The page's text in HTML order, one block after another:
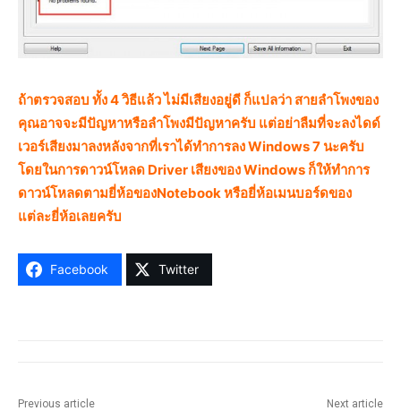
ถ้าตรวจสอบ ทั้ง 4 วิธีแล้ว ไม่มีเสียงอยู่ดี ก็แปลว่า สายลำโพงของ
คุณอาจจะมีปัญหาหรือลำโพงมีปัญหาครับ แต่อย่าลืมที่จะลงไดด์
เวอร์เสียงมาลงหลังจากที่เราได้ทำการลง Windows 7 นะครับ
โดยในการดาวน์โหลด Driver เสียงของ Windows ก็ให้ทำการ
ดาวน์โหลดตามยี่ห้อของNotebook หรือยี่ห้อเมนบอร์ดของ
แต่ละยี่ห้อเลยครับ
Facebook Twitter
Previous article Next article